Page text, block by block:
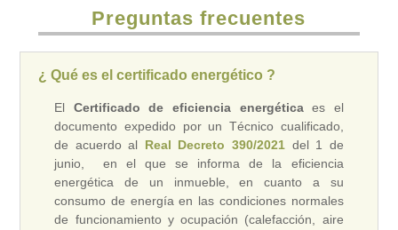
Preguntas frecuentes
¿ Qué es el certificado energético ?
El Certificado de eficiencia energéticaes el
documento expedido por un Técnico cualificado,
de acuerdo al Real Decreto 390/2021 del 1 de
junio, en el que se informa de la eficiencia
energética de un inmueble, en cuanto a su
consumo de energía en las condiciones normales
de funcionamiento y ocupación (calefacción, aire